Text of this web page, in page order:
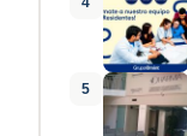
5